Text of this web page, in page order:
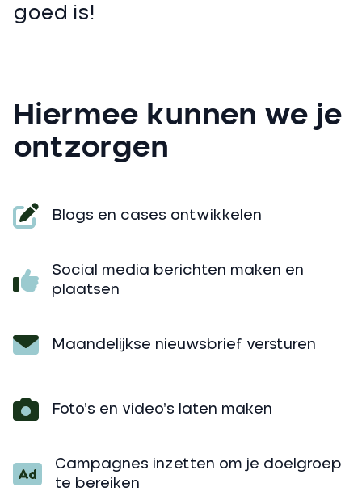
goed is!
Hiermee kunnen we je
ontzorgen
Blogs en cases ontwikkelen
Social media berichten maken en
plaatsen
Maandelijkse nieuwsbrief versturen
Foto’s en video’s laten maken
Campagnes inzetten om je doelgroep
te bereiken